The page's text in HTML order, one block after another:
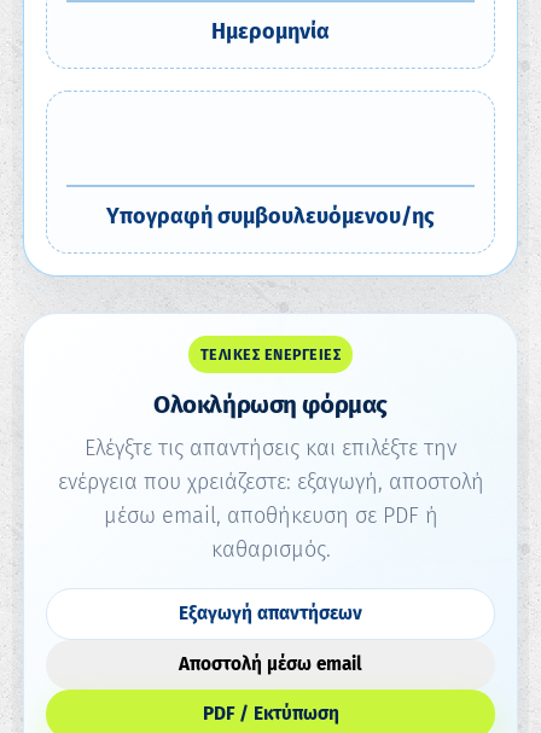
Ημερομηνία
Υπογραφή συμβουλευόμενου/ης
ΤΕΛΙΚΈΣ ΕΝΈΡΓΕΙΕΣ
Ολοκλήρωση φόρμας
Ελέγξτε τις απαντήσεις και επιλέξτε την
ενέργεια που χρειάζεστε: εξαγωγή, αποστολή
μέσω email, αποθήκευση σε PDF ή
καθαρισμός.
Εξαγωγή απαντήσεων
Αποστολή μέσω email
PDF / Εκτύπωση